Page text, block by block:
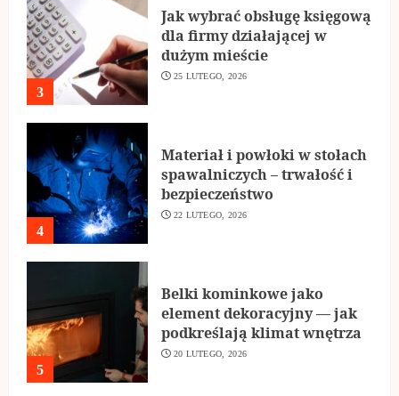
3
Jak wybrać obsługę księgową
dla firmy działającej w
dużym mieście
25 LUTEGO, 2026
4
Materiał i powłoki w stołach
spawalniczych – trwałość i
bezpieczeństwo
22 LUTEGO, 2026
5
Belki kominkowe jako
element dekoracyjny — jak
podkreślają klimat wnętrza
20 LUTEGO, 2026